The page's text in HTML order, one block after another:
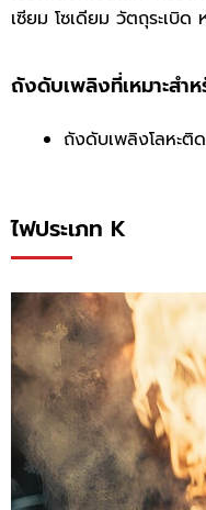
เซียม โซเดียม วัตถุระเบิด
ถังดับเพลิงที่เหมาะสำ
ถังดับเพลิงโลหะติ
ไฟประเภท K